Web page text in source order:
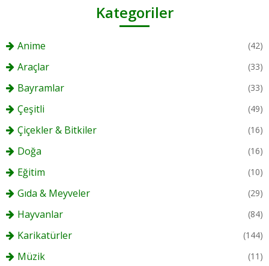
Kategoriler
Anime (42)
Araçlar (33)
Bayramlar (33)
Çeşitli (49)
Çiçekler & Bitkiler (16)
Doğa (16)
Eğitim (10)
Gıda & Meyveler (29)
Hayvanlar (84)
Karikatürler (144)
Müzik (11)